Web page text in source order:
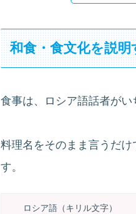
和食・食文化を説
食事は、ロシア語話者がい
料理名をそのまま言うだ
す。
ロシア語（キリル文字）